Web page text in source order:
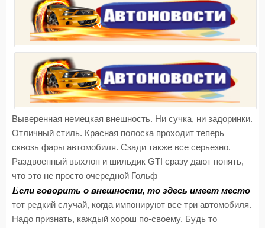
Выверенная немецкая внешность. Ни сучка, ни задоринки.
Отличный стиль. Красная полоска проходит теперь
сквозь фары автомобиля. Сзади также все серьезно.
Раздвоенный выхлоп и шильдик GTI сразу дают понять,
что это не просто очередной Гольф
Если говорить о внешности, то здесь имеет место
тот редкий случай, когда импонируют все три автомобиля.
Надо признать, каждый хорош по-своему. Будь то